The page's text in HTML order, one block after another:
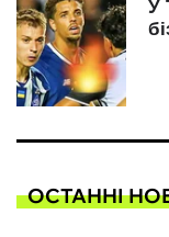
ОСТАННІ